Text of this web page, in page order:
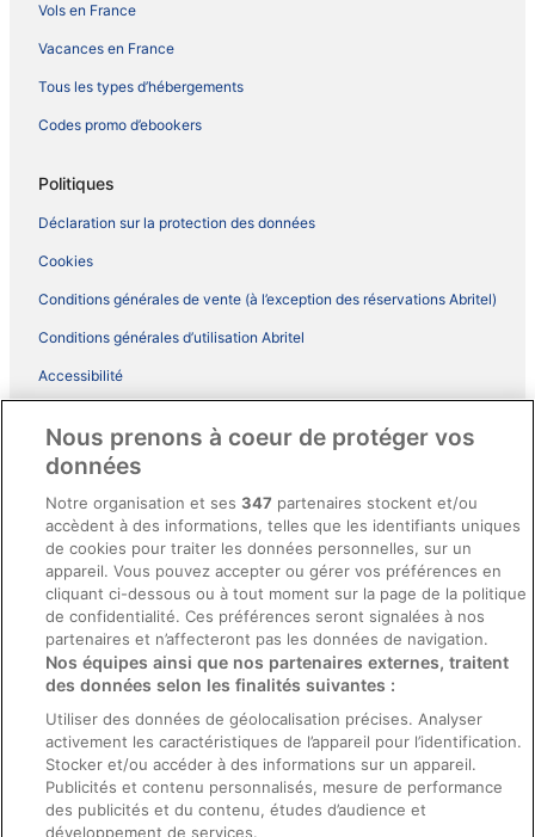
Vols en France
Vacances en France
Tous les types d’hébergements
Codes promo d’ebookers
Politiques
Déclaration sur la protection des données
Cookies
Conditions générales de vente (à l’exception des réservations Abritel)
Conditions générales d’utilisation Abritel
Accessibilité
Conditions générales du programme BONUS+ d’ebookers
Directives de contenu et signalement de contenus
Aide
Soutien
Annuler votre réservation d’hôtel ou de propriété de vacances
Échéances de remboursement
Utiliser un coupon ebookers
Nous prenons à coeur de protéger vos
données
Notre organisation et ses347 partenaires stockent et/ou
accèdent à des informations, telles que les identifiants uniques
de cookies pour traiter les données personnelles, sur un
appareil. Vous pouvez accepter ou gérer vos préférences en
cliquant ci-dessous ou à tout moment sur la page de la politique
de confidentialité. Ces préférences seront signalées à nos
partenaires et n’affecteront pas les données de navigation.
Nos équipes ainsi que nos partenaires externes, traitent
des données selon les finalités suivantes :
Utiliser des données de géolocalisation précises. Analyser
activement les caractéristiques de l’appareil pour l’identification.
Stocker et/ou accéder à des informations sur un appareil.
Publicités et contenu personnalisés, mesure de performance
des publicités et du contenu, études d’audience et
développement de services.